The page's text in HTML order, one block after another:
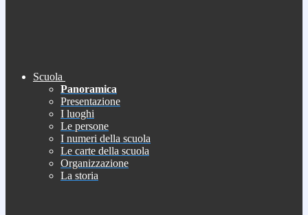
Scuola
Panoramica
Presentazione
I luoghi
Le persone
I numeri della scuola
Le carte della scuola
Organizzazione
La storia